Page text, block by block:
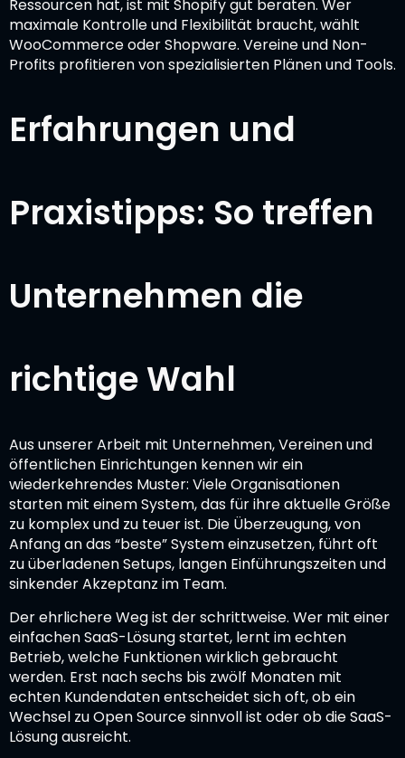
Ressourcen hat, ist mit Shopify gut beraten. Wer
maximale Kontrolle und Flexibilität braucht, wählt
WooCommerce oder Shopware. Vereine und Non-
Profits profitieren von spezialisierten Plänen und Tools.
Erfahrungen und
Praxistipps: So treffen
Unternehmen die
richtige Wahl
Aus unserer Arbeit mit Unternehmen, Vereinen und
öffentlichen Einrichtungen kennen wir ein
wiederkehrendes Muster: Viele Organisationen
starten mit einem System, das für ihre aktuelle Größe
zu komplex und zu teuer ist. Die Überzeugung, von
Anfang an das “beste” System einzusetzen, führt oft
zu überladenen Setups, langen Einführungszeiten und
sinkender Akzeptanz im Team.
Der ehrlichere Weg ist der schrittweise. Wer mit einer
einfachen SaaS-Lösung startet, lernt im echten
Betrieb, welche Funktionen wirklich gebraucht
werden. Erst nach sechs bis zwölf Monaten mit
echten Kundendaten entscheidet sich oft, ob ein
Wechsel zu Open Source sinnvoll ist oder ob die SaaS-
Lösung ausreicht.